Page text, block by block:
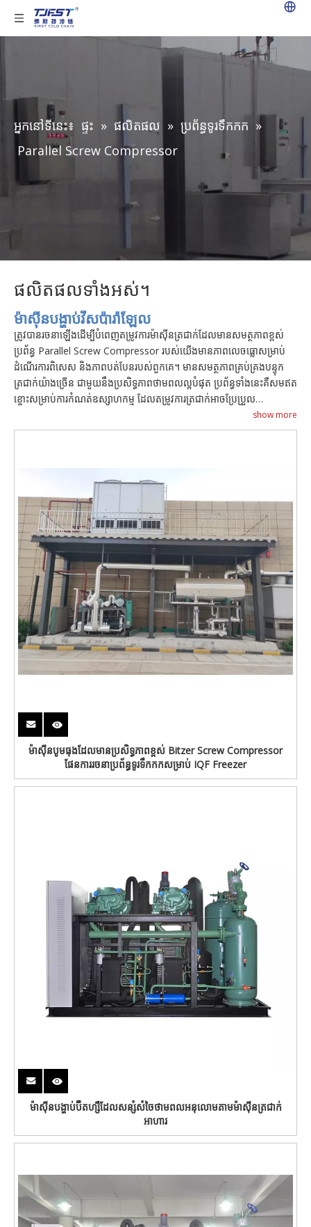
អ្នកនៅទីនេះ៖ ផ្ទះ » ផលិតផល » ប្រព័ន្ធទូរទឹកកក »
Parallel Screw Compressor
ផលិតផលទាំងអស់។
ម៉ាស៊ីនបង្ហាប់វីសប៉ារ៉ាឡែល
ត្រូវបានរចនាឡើងដើម្បីបំពេញតម្រូវការម៉ាស៊ីនត្រជាក់ដែលមានសមត្ថភាពខ្ពស់
ប្រព័ន្ធ Parallel Screw Compressor របស់យើងមានភាពលេចធ្លោសម្រាប់
ដំណើរការពិសេស និងភាពបត់បែនរបស់ពួកគេ។ មានសមត្ថភាពគ្រប់គ្រងបន្ទុក
ត្រជាក់យ៉ាងច្រើន ជាមួយនឹងប្រសិទ្ធភាពថាមពលល្អបំផុត ប្រព័ន្ធទាំងនេះគឺសមឥត
ខ្ចោះសម្រាប់ការកំណត់ឧស្សាហកម្ម ដែលតម្រូវការត្រជាក់អាចប្រែប្រួល
គួរឱ្យកត់សម្គាល់។ ដំណាក់កាលយុទ្ធសាស្ត្រនៃម៉ាស៊ីនបង្ហាប់ដោយផ្អែកលើតម្រូវការ
ត្រជាក់មិនត្រឹមតែធានានូវការគ្រប់គ្រងសីតុណ្ហភាពជាប់លាប់ប៉ុណ្ណោះទេ ប៉ុន្តែថែម
របស់យើងអាចរួមចំណែកដល់គោលដៅប្រសិទ្ធភាពថាមពល និងប្រសិទ្ធភាព
ប្រតិបត្តិការរបស់អ្នក សូមស្វែងរករបស់យើង
show more
ម៉ាស៊ីនបូមធុងដែលមានប្រសិទ្ធភាពខ្ពស់ Bitzer Screw Compressor
ផែនការរចនាប្រព័ន្ធទូរទឹកកកសម្រាប់ IQF Freezer
ម៉ាស៊ីនបង្ហាប់ប៊ីតហ្សឺដែលសន្សំសំចៃថាមពលអនុលោមតាមម៉ាស៊ីនត្រជាក់
អាហារ